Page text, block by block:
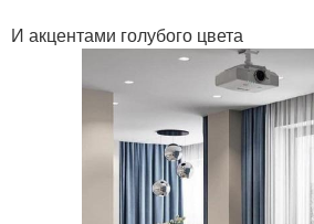
И акцентами голубого цвета